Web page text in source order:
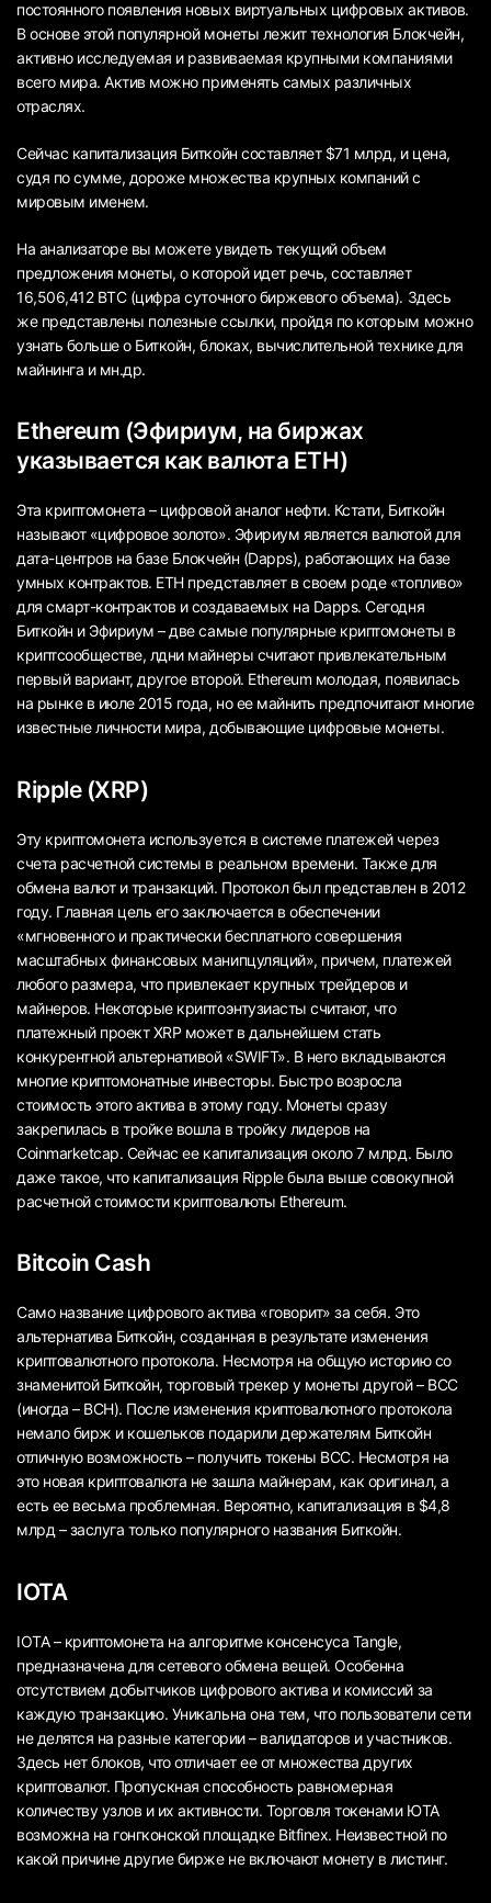
постоянного появления новых виртуальных цифровых активов.
В основе этой популярной монеты лежит технология Блокчейн,
активно исследуемая и развиваемая крупными компаниями
всего мира. Актив можно применять самых различных
отраслях.
Сейчас капитализация Биткойн составляет $71 млрд, и цена,
судя по сумме, дороже множества крупных компаний с
мировым именем.
На анализаторе вы можете увидеть текущий объем
предложения монеты, о которой идет речь, составляет
16,506,412 BTC (цифра суточного биржевого объема). Здесь
же представлены полезные ссылки, пройдя по которым можно
узнать больше о Биткойн, блоках, вычислительной технике для
майнинга и мн.др.
Ethereum (Эфириум, на биржах
указывается как валюта ETH)
Эта криптомонета – цифровой аналог нефти. Кстати, Биткойн
называют «цифровое золото». Эфириум является валютой для
дата-центров на базе Блокчейн (Dapps), работающих на базе
умных контрактов. ETH представляет в своем роде «топливо»
для смарт-контрактов и создаваемых на Dapps. Сегодня
Биткойн и Эфириум – две самые популярные криптомонеты в
криптсообществе, лдни майнеры считают привлекательным
первый вариант, другое второй. Ethereum молодая, появилась
на рынке в июле 2015 года, но ее майнить предпочитают многие
известные личности мира, добывающие цифровые монеты.
Ripple (XRP)
Эту криптомонета используется в системе платежей через
счета расчетной системы в реальном времени. Также для
обмена валют и транзакций. Протокол был представлен в 2012
году. Главная цель его заключается в обеспечении
«мгновенного и практически бесплатного совершения
масштабных финансовых манипцуляций», причем, платежей
любого размера, что привлекает крупных трейдеров и
майнеров. Некоторые криптоэнтузиасты считают, что
платежный проект XRP может в дальнейшем стать
конкурентной альтернативой «SWIFT». В него вкладываются
многие криптомонатные инвесторы. Быстро возросла
стоимость этого актива в этому году. Монеты сразу
закрепилась в тройке вошла в тройку лидеров на
Coinmarketcap. Сейчас ее капитализация около 7 млрд. Было
даже такое, что капитализация Ripple была выше совокупной
расчетной стоимости криптовалюты Ethereum.
Bitcoin Cash
Само название цифрового актива «говорит» за себя. Это
альтернатива Биткойн, созданная в результате изменения
криптовалютного протокола. Несмотря на общую историю со
знаменитой Биткойн, торговый трекер у монеты другой – BCC
(иногда – BCH). После изменения криптовалютного протокола
немало бирж и кошельков подарили держателям Биткойн
отличную возможность – получить токены BCC. Несмотря на
это новая криптовалюта не зашла майнерам, как оригинал, а
есть ее весьма проблемная. Вероятно, капитализация в $4,8
млрд – заслуга только популярного названия Биткойн.
IOTA
IOTA – криптомонета на алгоритме консенсуса Tangle,
предназначена для сетевого обмена вещей. Особенна
отсутствием добытчиков цифрового актива и комиссий за
каждую транзакцию. Уникальна она тем, что пользователи сети
не делятся на разные категории – валидаторов и участников.
Здесь нет блоков, что отличает ее от множества других
криптовалют. Пропускная способность равномерная
количеству узлов и их активности. Торговля токенами ЮТА
возможна на гонгконской площадке Bitfinex. Неизвестной по
какой причине другие бирже не включают монету в листинг.